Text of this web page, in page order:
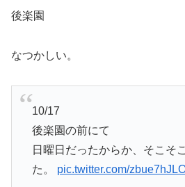
後楽園
なつかしい。
10/17
後楽園の前にて
日曜日だったからか、そこそ
た。 pic.twitter.com/